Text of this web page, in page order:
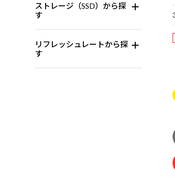
ストレージ（SSD）から探
す
リフレッシュレートから探
す